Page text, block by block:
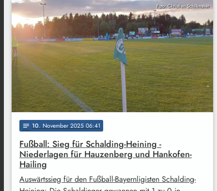
Foto: Christian Schillmaier
notes 10. November 2025 06:41
Fußball: Sieg für Schalding-Heining -
Niederlagen für Hauzenberg und Hankofen-
Hailing
Auswärtssieg für den Fußball-Bayernligisten Schalding-